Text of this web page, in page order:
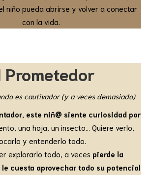
niño pueda abrirse y volver a conectar
con la vida.
Prometedor
es cautivador (y a veces demasiado)
este niñ@ siente curiosidad por
una hoja, un insecto… Quiere verlo,
y entenderlo todo.
explorarlo todo, a veces pierde la
cuesta aprovechar todo su potencial